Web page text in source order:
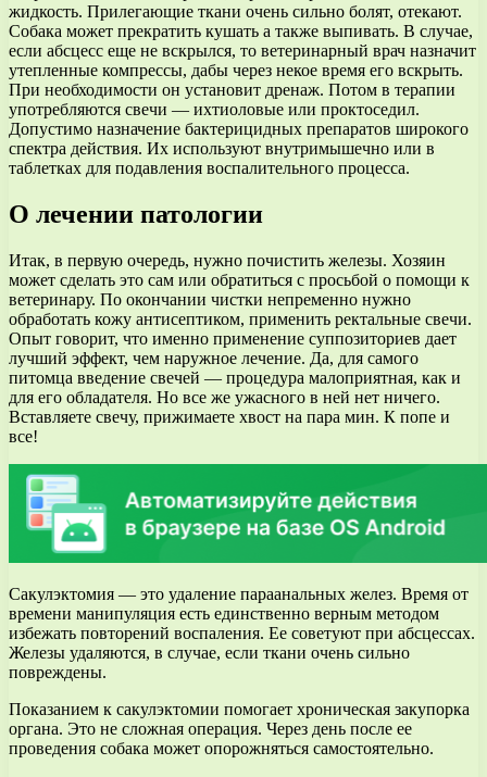
жидкость. Прилегающие ткани очень сильно болят, отекают.
Собака может прекратить кушать а также выпивать. В случае,
если абсцесс еще не вскрылся, то ветеринарный врач назначит
утепленные компрессы, дабы через некое время его вскрыть.
При необходимости он установит дренаж. Потом в терапии
употребляются свечи — ихтиоловые или проктоседил.
Допустимо назначение бактерицидных препаратов широкого
спектра действия. Их используют внутримышечно или в
таблетках для подавления воспалительного процесса.
О лечении патологии
Итак, в первую очередь, нужно почистить железы. Хозяин
может сделать это сам или обратиться с просьбой о помощи к
ветеринару. По окончании чистки непременно нужно
обработать кожу антисептиком, применить ректальные свечи.
Опыт говорит, что именно применение суппозиториев дает
лучший эффект, чем наружное лечение. Да, для самого
питомца введение свечей — процедура малоприятная, как и
для его обладателя. Но все же ужасного в ней нет ничего.
Вставляете свечу, прижимаете хвост на пара мин. К попе и
все!
Сакулэктомия — это удаление параанальных желез. Время от
времени манипуляция есть единственно верным методом
избежать повторений воспаления. Ее советуют при абсцессах.
Железы удаляются, в случае, если ткани очень сильно
повреждены.
Показанием к сакулэктомии помогает хроническая закупорка
органа. Это не сложная операция. Через день после ее
проведения собака может опорожняться самостоятельно.